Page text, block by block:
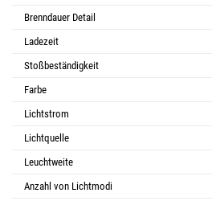
Brenndauer Detail
Ladezeit
Stoßbeständigkeit
Farbe
Lichtstrom
Lichtquelle
Leuchtweite
Anzahl von Lichtmodi